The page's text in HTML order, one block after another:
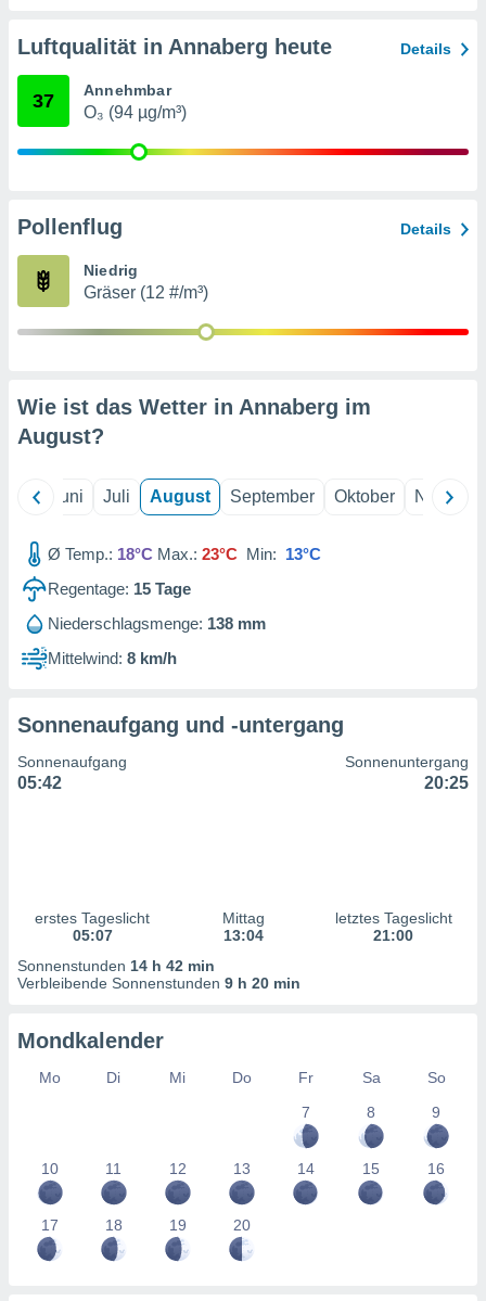
zur
der
von
zur
Inhalten.
und
durch
Inhalte,
1199
Luftqualität in Annaberg heute Details
37 Annehmbar
O₃ (94 µg/m³)
Pollenflug Details
Niedrig
Gräser (12 #/m³)
Wie ist das Wetter in Annaberg im
August?
Juni Juli August September Oktober
Ø Temp.: 18°C Max.: 23°C Min: 13°C
Regentage: 15 Tage
Niederschlagsmenge: 138 mm
Mittelwind: 8 km/h
Sonnenaufgang und -untergang
Sonnenaufgang
05:42
Sonnenuntergang
20:25
erstes Tageslicht
05:07
Mittag
13:04
letztes Tageslicht
21:00
Sonnenstunden 14 h 42 min
Verbleibende Sonnenstunden 9 h 20 min
Mondkalender
Mo Di Mi Do Fr Sa
So
7
8 9
10 11 12 13 14 15 16
17 18 19 20